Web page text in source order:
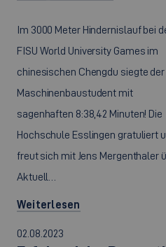
Im 3000 Meter Hindernislauf bei
FISU World University Games im
chinesischen Chengdu siegte der
Maschinenbaustudent mit
sagenhaften 8:38,42 Minuten! Die
Hochschule Esslingen gratuliert
freut sich mit Jens Mergenthaler
Aktuell…
Weiterlesen
02.08.2023